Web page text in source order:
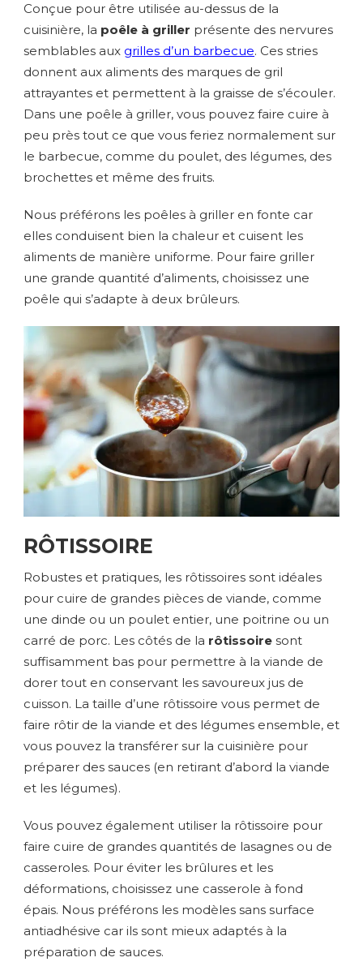
Conçue pour être utilisée au-dessus de la
cuisinière, la poêle à griller présente des nervures
semblables aux grilles d’un barbecue. Ces stries
donnent aux aliments des marques de gril
attrayantes et permettent à la graisse de s’écouler.
Dans une poêle à griller, vous pouvez faire cuire à
peu près tout ce que vous feriez normalement sur
le barbecue, comme du poulet, des légumes, des
brochettes et même des fruits.
Nous préférons les poêles à griller en fonte car
elles conduisent bien la chaleur et cuisent les
aliments de manière uniforme. Pour faire griller
une grande quantité d’aliments, choisissez une
poêle qui s’adapte à deux brûleurs.
RÔTISSOIRE
Robustes et pratiques, les rôtissoires sont idéales
pour cuire de grandes pièces de viande, comme
une dinde ou un poulet entier, une poitrine ou un
carré de porc. Les côtés de la rôtissoire sont
suffisamment bas pour permettre à la viande de
dorer tout en conservant les savoureux jus de
cuisson. La taille d’une rôtissoire vous permet de
faire rôtir de la viande et des légumes ensemble, et
vous pouvez la transférer sur la cuisinière pour
préparer des sauces (en retirant d’abord la viande
et les légumes).
Vous pouvez également utiliser la rôtissoire pour
faire cuire de grandes quantités de lasagnes ou de
casseroles. Pour éviter les brûlures et les
déformations, choisissez une casserole à fond
épais. Nous préférons les modèles sans surface
antiadhésive car ils sont mieux adaptés à la
préparation de sauces.